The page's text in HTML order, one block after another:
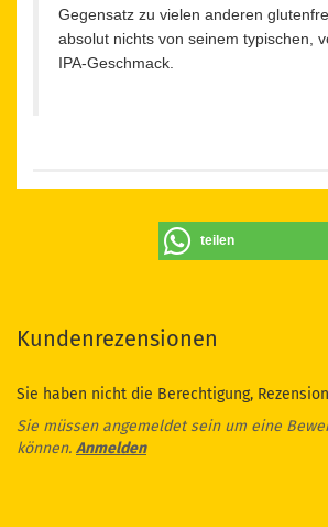
Gegensatz zu vielen anderen
absolut nichts von seinem typischen,
IPA-Geschmack.
teilen
Kundenrezensionen
Sie haben nicht die Berechtigung,
Sie müssen angemeldet sein um eine
können. Anmelden